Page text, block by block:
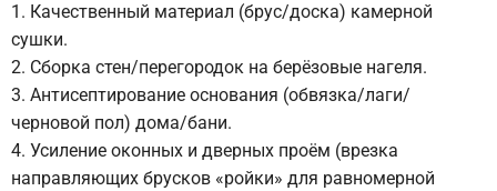
Качественный материал (брус/доска) камерной
сушки.
Сборка стен/перегородок на берёзовые нагеля.
Антисептирование основания (обвязка/лаги/
черновой пол) дома/бани.
Усиление оконных и дверных проём (врезка
направляющих брусков «ройки» для равномерной